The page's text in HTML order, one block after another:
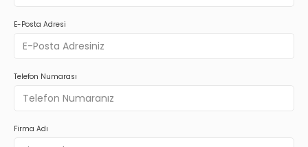
E-Posta Adresi
Telefon Numarası
Firma Adı